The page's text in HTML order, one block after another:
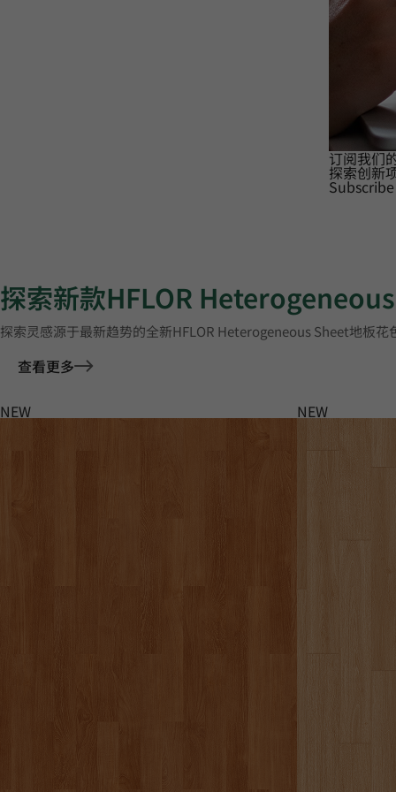
订阅我们
探索创新
Subscribe
探索新款HFLOR
探索灵感源于最新趋势的全新HFLOR Heterogeneous Sheet地板花
查看更多
NEW NEW